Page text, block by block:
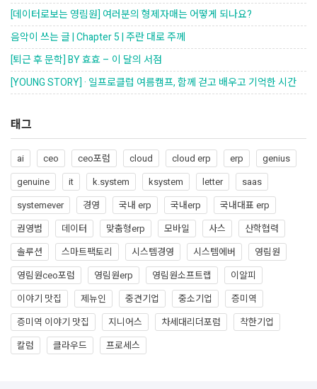
[데이터로보는 영림원] 여러분의 형제자매는 어떻게 되나요?
음악이 쓰는 글 | Chapter 5 | 주란 대로 주께
[퇴근 후 문학] BY 효효 – 이 달의 서점
[YOUNG STORY] · 일프로클럽 여름캠프, 함께 걷고 배우고 기억한 시간
태그
ai ceo ceo포럼 cloud cloud erp erp
genius
genuine
it k.system ksystem letter
saas
systemever
경영 국내 erp 국내erp
국내대표 erp
권영범
데이터 맞춤형erp 모바일 사스
산학협력
솔루션
스마트팩토리 시스템경영 시스템에버
영림원
영림원ceo포럼
영림원erp 영림원소프트랩
이알피
이야기 맛집
제뉴인 중견기업 중소기업
증미역
증미역 이야기 맛집
지니어스 차세대리더포럼
착한기업
칼럼
클라우드 프로세스